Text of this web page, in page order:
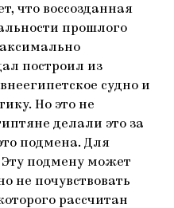
что воссозданная
прошлого
построил из
судно и
Но это не
делали это за
подмена. Для
Эту подмену может
не почувствовать
рассчитан